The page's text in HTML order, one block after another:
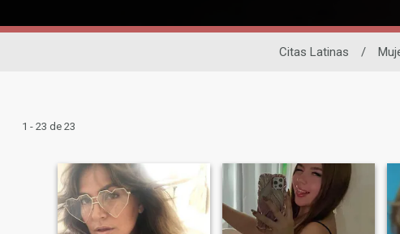
Citas Latinas /
1 - 23 de 23